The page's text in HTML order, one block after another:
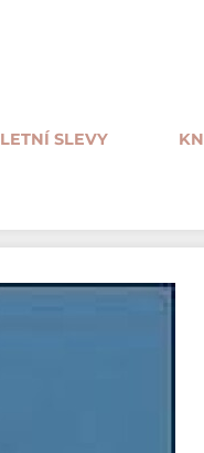
LETNÍ SLEVY